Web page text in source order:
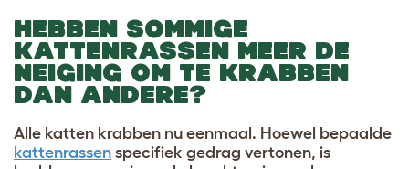
HEBBEN SOMMIGE
KATTENRASSEN MEER DE
NEIGING OM TE KRABBEN
DAN ANDERE?
Alle katten krabben nu eenmaal. Hoewel bepaalde
kattenrassen specifiek gedrag vertonen, is